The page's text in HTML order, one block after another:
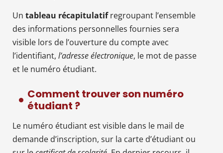
Un tableau récapitulatifregroupant l’ensemble
des informations personnelles fournies sera
visible lors de l’ouverture du compte avec
l’identifiant, l’adresse électronique, le mot de passe
et le numéro étudiant.
Comment trouver son numéro
étudiant ?
Le numéro étudiant est visible dans le mail de
demande d’inscription, sur la carte d’étudiant ou